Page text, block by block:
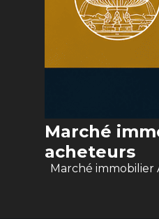
Marché
acheteurs
Marché immobilier